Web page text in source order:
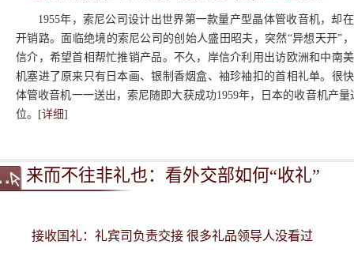
1955年，索尼公司设计出世界第一款量产型晶体管收音机，却
开销路。面临绝境的索尼公司的创始人盛田昭夫，突然“异想天开”
信介，希望首相帮忙推销产品。不久，岸信介利用出访欧洲和中南
机塞进了原来只有日本画、银制香烟盒、袖珍袖扣的首相礼单。很
体管收音机一一送出，索尼随即大获成功1959年，日本的收音机产
位。[详细]
来而不往非礼也：看外交部如何“收礼”
接收国礼：礼宾司负责交接 很多礼品领导人没看过